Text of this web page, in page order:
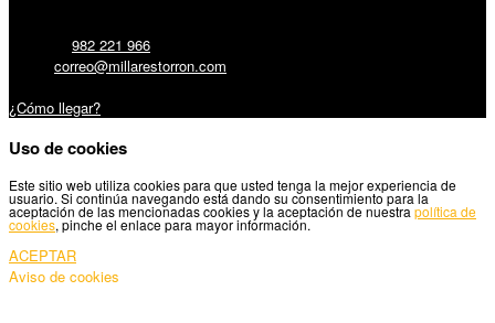
982 221 966
correo@millarestorron.com
¿Cómo llegar?
Uso de cookies
Este sitio web utiliza cookies para que usted tenga la mejor experiencia de
usuario. Si continúa navegando está dando su consentimiento para la
aceptación de las mencionadas cookies y la aceptación de nuestra política de
cookies, pinche el enlace para mayor información.
ACEPTAR
Aviso de cookies